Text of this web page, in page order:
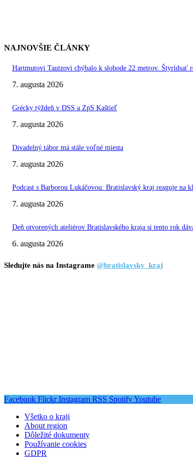
NAJNOVŠIE ČLÁNKY
Hartmutovi Tautzovi chýbalo k slobode 22 metrov. Štyridsať
7. augusta 2026
Grécky týždeň v DSS a ZpS Kaštieľ
7. augusta 2026
Divadelný tábor má stále voľné miesta
7. augusta 2026
Podcast s Barborou Lukáčovou: Bratislavský kraj reaguje na
7. augusta 2026
Deň otvorených ateliérov Bratislavského kraja si tento rok
6. augusta 2026
Sledujte nás na Instagrame @bratislavsky_kraj
Facebook Flickr Instagram RSS SpotifyYoutube
Všetko o kraji
About region
Dôležité dokumenty
Používanie cookies
GDPR